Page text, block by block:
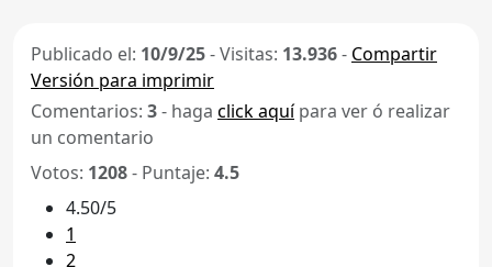
Publicado el: 10/9/25-Visitas: 13.936- Compartir
Versión para imprimir
Comentarios: 3- haga click aquípara ver ó realizar
un comentario
Votos: 1208- Puntaje: 4.5
4.50/5
1
2